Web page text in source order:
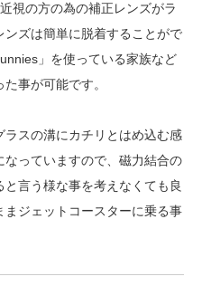
視の方の為の補正レンズがラ
ズは簡単に脱着することがで
」を使っている家族など
事が可能です。
ラスの溝にカチリとはめ込む感
なっていますので、磁力結合の
言う様な事を考えなくても良
ジェットコースターに乗る事